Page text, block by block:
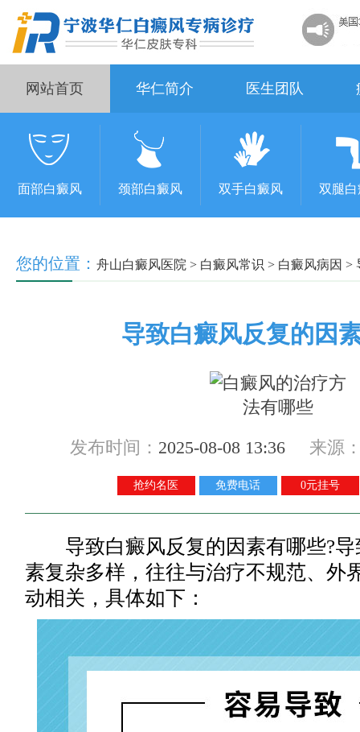
网站首页 华仁简介 医生团队
面部白癜风 颈部白癜风 双手白癜风 双腿
您的位置： 舟山白癜风医院 > 白癜风常识 > 白癜风病因 >
导致白癜风反复的因
发布时间： 2025-08-08 13:36 来源
抢约名医 免费电话 0元挂号
导致白癜风反复的因素有哪些?导
素复杂多样，往往与治疗不规范、外
动相关，具体如下：